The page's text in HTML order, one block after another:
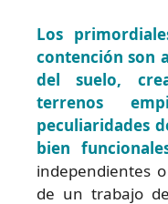
Los
contención son
del suelo,
terrenos
peculiaridades
bien
independientes
de un trabajo